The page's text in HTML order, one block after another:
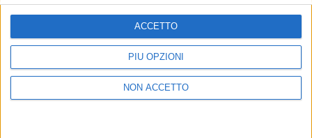
PIÙ OPZIONI
NON ACCETTO
ACCETTO